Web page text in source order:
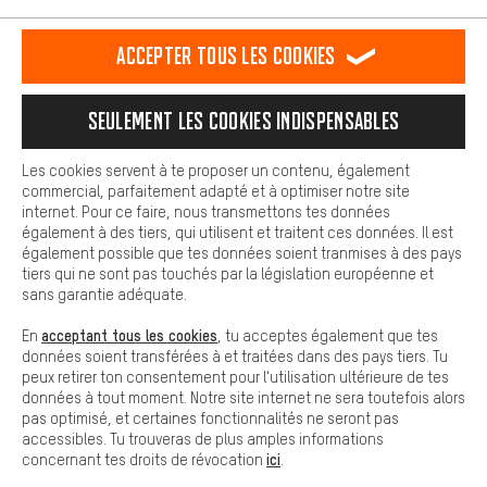
RÉSILIER LE CONTRAT Communauté d'Aix-la-Chapelle
Programme d'affiliation Mentions Légales Protection des données
Conditions générales de vente Plateforme d'Alerte
Reprise des batteries Corepile Paramètres de cookies
Modifier le contraste
Tous les prix s'entendent en euros (MwSt hors) plus les
frais de portpour la livraison versÉtats-Unis.
est plus confortable. Avec les cookies de confort, nous
Nous pouvons ainsi mettre à ta disposition d'autres contenus et
informations utiles. De plus, tu as la possibilité d'utiliser des
facilement les bons produits. Par exemple, nous proposons une
facilement aux questions.
Cookies de base
Les cookies de base garantissent que tu puisses utiliser les
fonctions de notre site web.
Accepter tous les cookies
Seulement les cookies indispensables
Les cookies servent à te proposer un contenu, également
commercial, parfaitement adapté et à optimiser notre site
internet. Pour ce faire, nous transmettons tes données
également à des tiers, qui utilisent et traitent ces données. Il est
également possible que tes données soient tranmises à des pays
tiers qui ne sont pas touchés par la législation européenne et
sans garantie adéquate.
En acceptant tous les cookies , tu acceptes également que tes
données soient transférées à et traitées dans des pays tiers. Tu
peux retirer ton consentement pour l'utilisation ultérieure de tes
données à tout moment. Notre site internet ne sera toutefois alors
pas optimisé, et certaines fonctionnalités ne seront pas
accessibles. Tu trouveras de plus amples informations
concernant tes droits de révocation ici